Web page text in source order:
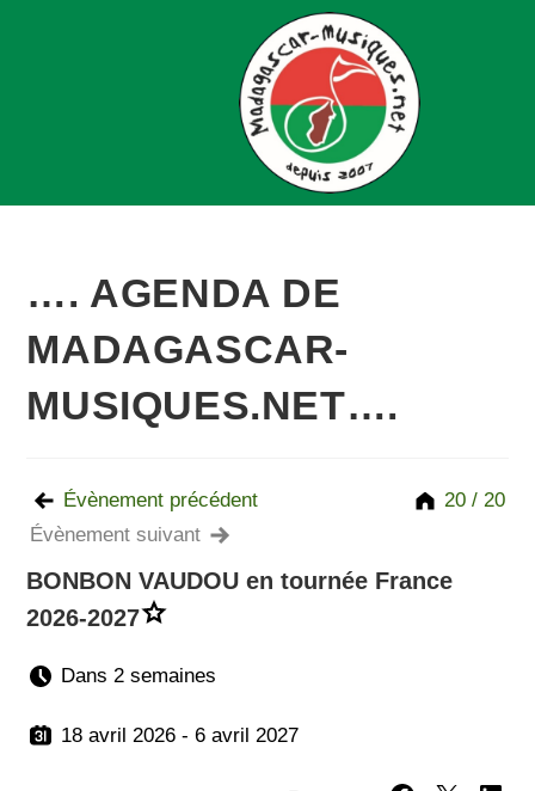
…. AGENDA DE
MADAGASCAR-
MUSIQUES.NET….
Évènement précédent
20 / 20
Évènement suivant
BONBON VAUDOU en tournée France
2026-2027
Dans 2 semaines
18 avril 2026 - 6 avril 2027